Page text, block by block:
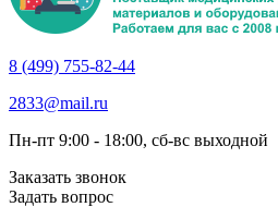
8 (499) 755-82-44
2833@mail.ru
Пн-пт 9:00 - 18:00, сб-вс выходной
Заказать звонок
Задать вопрос